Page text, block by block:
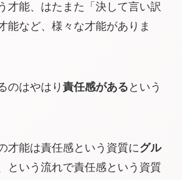
才能、はたまた「決して言い訳
能など、様々な才能がありま
のはやはり 責任感がある という
才能は責任感という資質にグル
という流れで責任感という資質